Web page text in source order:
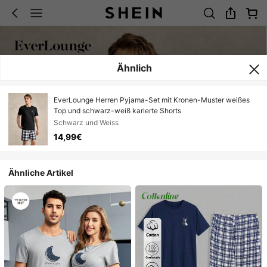
Ähnlich
EverLounge Herren Pyjama-Set mit Kronen-Muster weißes
Top und schwarz-weiß karierte Shorts
Schwarz und Weiss
14,99€
Ähnliche Artikel